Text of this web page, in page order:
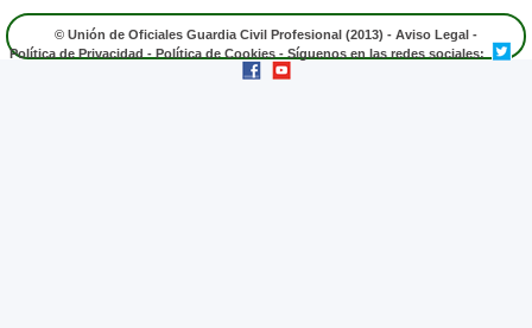
© Unión de Oficiales Guardia Civil Profesional (2013) - Aviso Legal -
Política de Privacidad - Política de Cookies - Síguenos en las redes sociales: